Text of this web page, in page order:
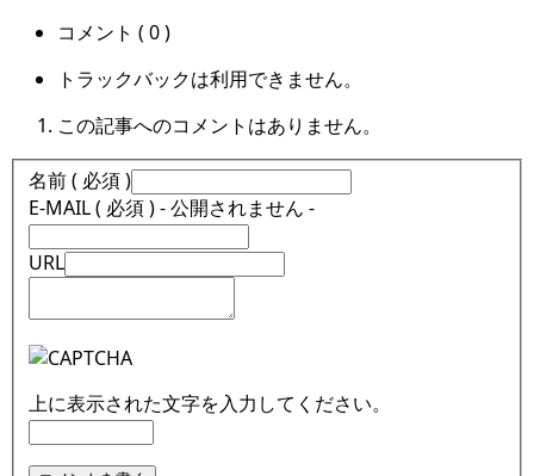
コメント ( 0 )
トラックバックは利用できません。
この記事へのコメントはありません。
名前 ( 必須 )
E-MAIL ( 必須 ) - 公開されません -
URL
上に表示された文字を入力してください。